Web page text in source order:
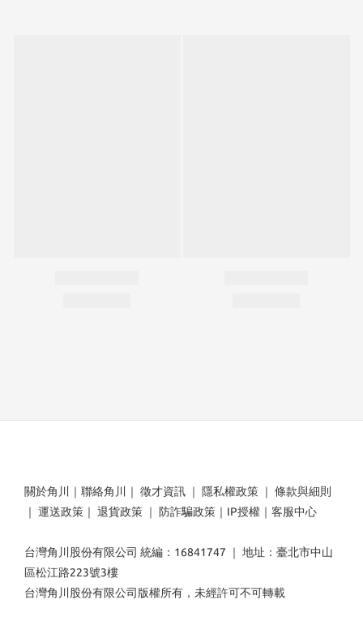
關於角川 ｜ 聯絡角川 ｜ 徵才資訊 ｜ 隱私權政策 ｜ 條款與細則
｜ 運送政策 ｜ 退貨政策 ｜ 防詐騙政策 ｜ IP授權 ｜ 客服中心
台灣角川股份有限公司 統編：16841747 ｜ 地址：臺北市中山
區松江路223號3樓
台灣角川股份有限公司版權所有，未經許可不可轉載